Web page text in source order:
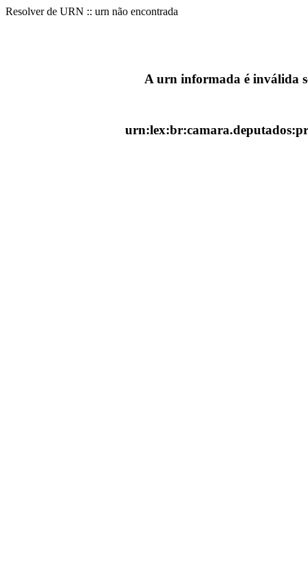
Resolver de URN :: urn não encontrada
A urn informada é inválida